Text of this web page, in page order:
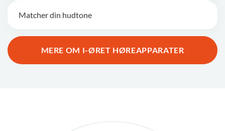
Matcher din hudtone
MERE OM I-ØRET HØREAPPARATER